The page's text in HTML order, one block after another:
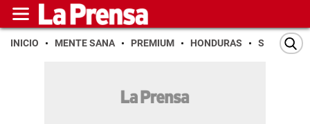
INICIO MENTE SANA PREMIUM HONDURAS SAN PEDRO